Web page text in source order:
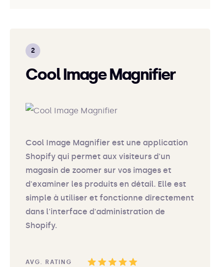
Cool Image Magnifier
Cool Image Magnifier est une application
Shopify qui permet aux visiteurs d'un
magasin de zoomer sur vos images et
d'examiner les produits en détail. Elle est
simple à utiliser et fonctionne directement
dans l'interface d'administration de
Shopify.
AVG. RATING